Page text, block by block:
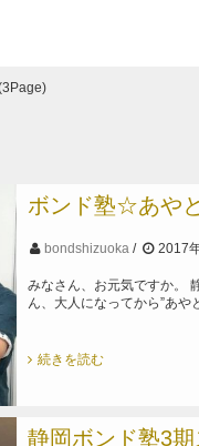
ボンド塾☆あや
bondshizuoka 2017
みなさん、お元気ですか。
ん、大人になってから”あ
続きを読む
静岡ボンド塾3期